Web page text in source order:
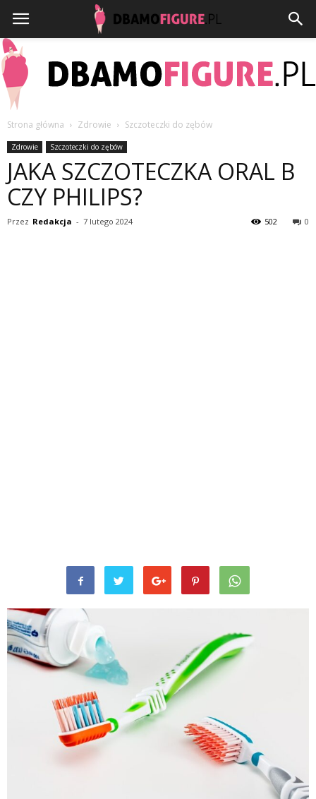
Strona główna Zdrowie Szczoteczki do zębów
Zdrowie Szczoteczki do zębów
JAKA SZCZOTECZKA ORAL B
CZY PHILIPS?
Przez Redakcja - 7 lutego 2024 0
502